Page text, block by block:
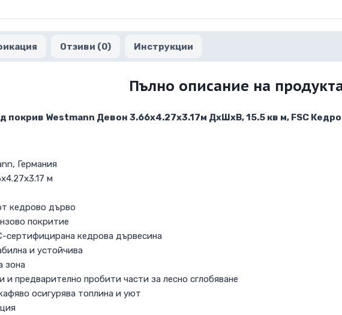
Отзиви (0) Инструкции
Пълно описание на
покрив Westmann Девон 3.66х4.27х3.17м ДхШхВ, 15.5 кв м, FSC
Германия
м
кедрово дърво
покритие
сертифицирана кедрова дървесина
и устойчива
зона
и предварително пробити части за лесно сглобяване
осигурява топлина и уют